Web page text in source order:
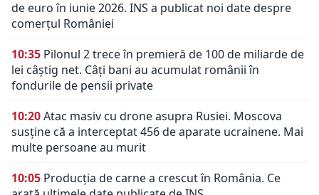
de euro în iunie 2026. INS a publicat noi date despre
comerțul României
10:35 Pilonul 2 trece în premieră de 100 de miliarde de
lei câștig net. Câți bani au acumulat românii în
fondurile de pensii private
10:20Atac masiv cu drone asupra Rusiei. Moscova
susține că a interceptat 456 de aparate ucrainene. Mai
multe persoane au murit
10:05 Producția de carne a crescut în România. Ce